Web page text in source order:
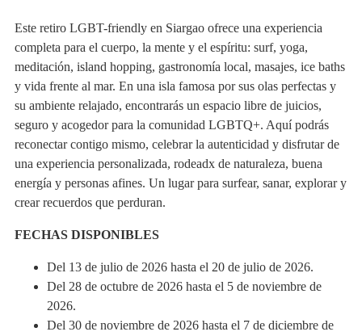
Este retiro LGBT-friendly en Siargao ofrece una experiencia
completa para el cuerpo, la mente y el espíritu: surf, yoga,
meditación, island hopping, gastronomía local, masajes, ice baths
y vida frente al mar. En una isla famosa por sus olas perfectas y
su ambiente relajado, encontrarás un espacio libre de juicios,
seguro y acogedor para la comunidad LGBTQ+. Aquí podrás
reconectar contigo mismo, celebrar la autenticidad y disfrutar de
una experiencia personalizada, rodeadx de naturaleza, buena
energía y personas afines. Un lugar para surfear, sanar, explorar y
crear recuerdos que perduran.
FECHAS DISPONIBLES
Del 13 de julio de 2026 hasta el 20 de julio de 2026.
Del 28 de octubre de 2026 hasta el 5 de noviembre de
2026.
Del 30 de noviembre de 2026 hasta el 7 de diciembre de